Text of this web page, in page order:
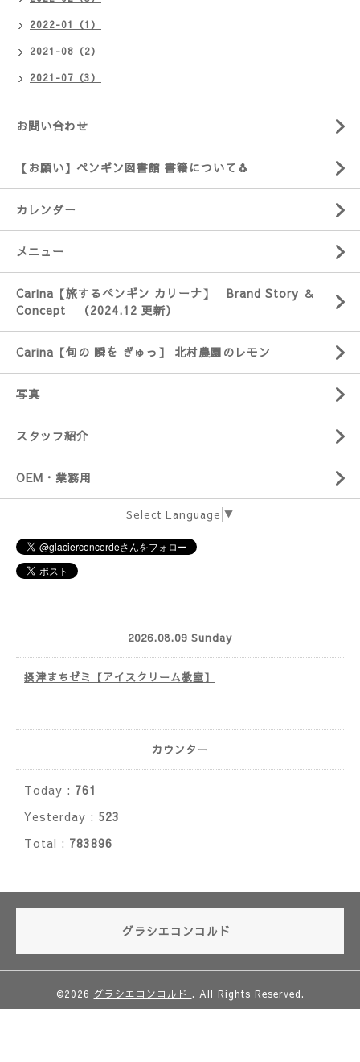
2022-01（1）
2021-08（2）
2021-07（3）
お問い合わせ
【お願い】ペンギン図書館 書籍について🐧
カレンダー
メニュー
Carina【旅するペンギン カリーナ】 Brand Story ＆
Concept （2024.12 更新）
Carina【旬の 瞬を ぎゅっ】 北村農園のレモン
写真
スタッフ紹介
OEM・業務用
Select Language ▼
2026.08.09 Sunday
摂津まちゼミ【アイスクリーム教室】
カウンター
Today : 761
Yesterday : 523
Total : 783896
グラシエコンコルド
©2026 グラシエコンコルド . All Rights Reserved.